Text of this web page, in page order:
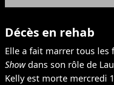
Décès en rehab
Elle a fait marrer tous les
Showdans son rôle de
Kelly est morte mercredi